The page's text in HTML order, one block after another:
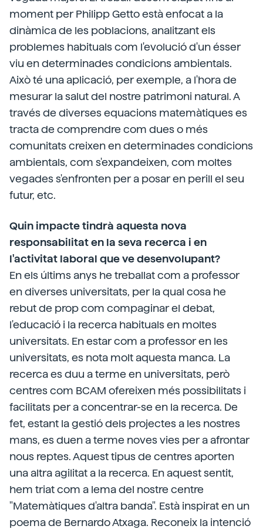
moment per Philipp Getto està enfocat a la
dinàmica de les poblacions, analitzant els
problemes habituals com l'evolució d'un ésser
viu en determinades condicions ambientals.
Això té una aplicació, per exemple, a l'hora de
mesurar la salut del nostre patrimoni natural. A
través de diverses equacions matemàtiques es
tracta de comprendre com dues o més
comunitats creixen en determinades condicions
ambientals, com s'expandeixen, com moltes
vegades s'enfronten per a posar en perill el seu
futur, etc.
Quin impacte tindrà aquesta nova
responsabilitat en la seva recerca i en
l'activitat laboral que ve desenvolupant?
En els últims anys he treballat com a professor
en diverses universitats, per la qual cosa he
rebut de prop com compaginar el debat,
l'educació i la recerca habituals en moltes
universitats. En estar com a professor en les
universitats, es nota molt aquesta manca. La
recerca es duu a terme en universitats, però
centres com BCAM ofereixen més possibilitats i
facilitats per a concentrar-se en la recerca. De
fet, estant la gestió dels projectes a les nostres
mans, es duen a terme noves vies per a afrontar
nous reptes. Aquest tipus de centres aporten
una altra agilitat a la recerca. En aquest sentit,
hem triat com a lema del nostre centre
"Matemàtiques d'altra banda". Està inspirat en un
poema de Bernardo Atxaga. Reconeix la intenció